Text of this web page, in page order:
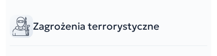
Zagrożenia terrorystyczne